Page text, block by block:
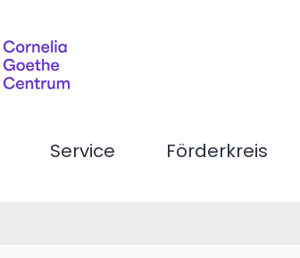
Service Förderkreis